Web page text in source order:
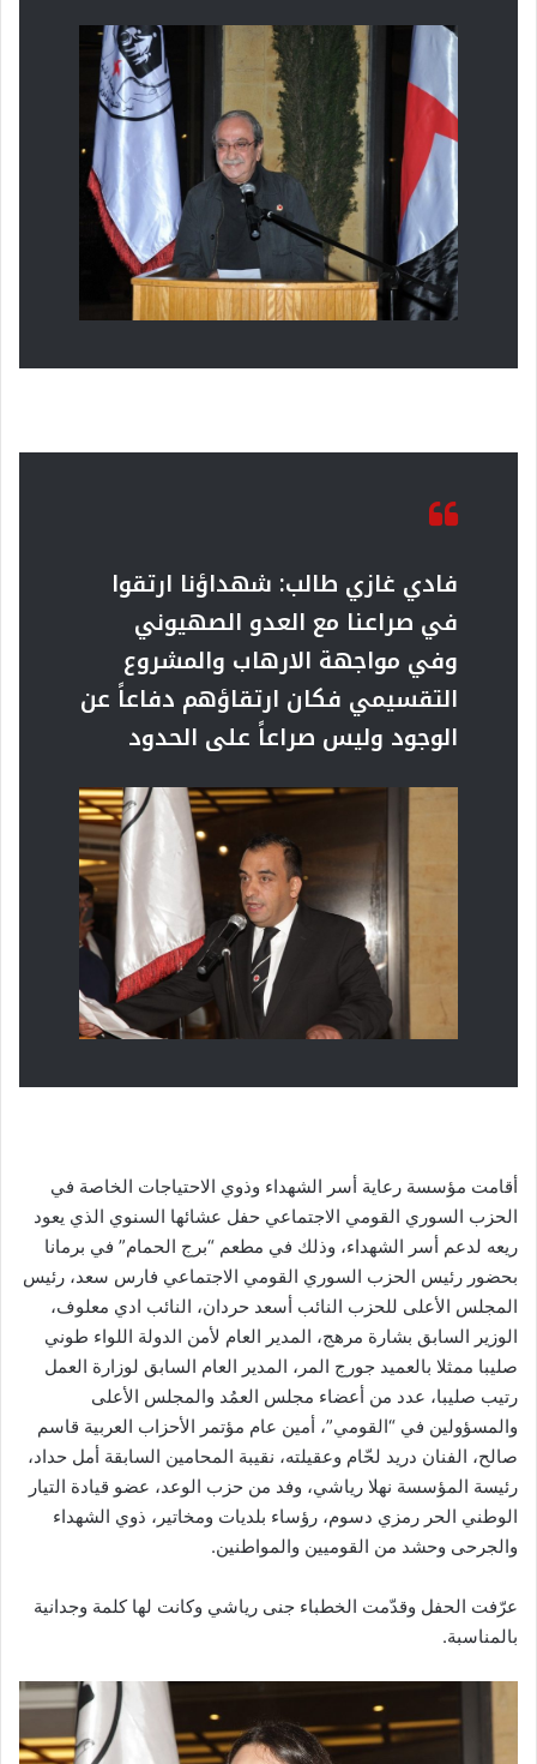
فادي غازي طالب: شهداؤنا ارتقوا
في صراعنا مع العدو الصهيوني
وفي مواجهة الارهاب والمشروع
التقسيمي فكان ارتقاؤهم دفاعاً عن
الوجود وليس صراعاً على الحدود
أقامت مؤسسة رعاية أسر الشهداء وذوي الاحتياجات الخاصة في
الحزب السوري القومي الاجتماعي حفل عشائها السنوي الذي يعود
ريعه لدعم أسر الشهداء، وذلك في مطعم “برج الحمام” في برمانا
بحضور رئيس الحزب السوري القومي الاجتماعي فارس سعد، رئيس
المجلس الأعلى للحزب النائب أسعد حردان، النائب ادي معلوف،
الوزير السابق بشارة مرهج، المدير العام لأمن الدولة اللواء طوني
صليبا ممثلا بالعميد جورج المر، المدير العام السابق لوزارة العمل
رتيب صليبا، عدد من أعضاء مجلس العمُد والمجلس الأعلى
والمسؤولين في “القومي”، أمين عام مؤتمر الأحزاب العربية قاسم
صالح، الفنان دريد لحّام وعقيلته، نقيبة المحامين السابقة أمل حداد،
رئيسة المؤسسة نهلا رياشي، وفد من حزب الوعد، عضو قيادة التيار
الوطني الحر رمزي دسوم، رؤساء بلديات ومخاتير، ذوي الشهداء
والجرحى وحشد من القوميين والمواطنين.
عرّفت الحفل وقدّمت الخطباء جنى رياشي وكانت لها كلمة وجدانية
بالمناسبة.